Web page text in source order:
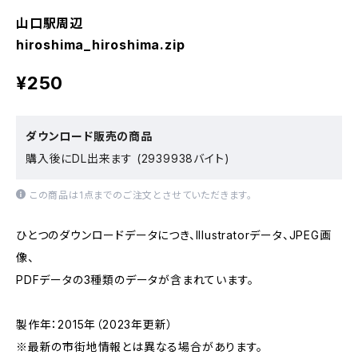
山口駅周辺
hiroshima_hiroshima.zip
¥250
ダウンロード販売の商品
購入後にDL出来ます (2939938バイト)
この商品は1点までのご注文とさせていただきます。
ひとつのダウンロードデータにつき、Illustratorデータ、JPEG画
像、
PDFデータの3種類のデータが含まれています。
製作年：2015年（2023年更新）
※最新の市街地情報とは異なる場合があります。